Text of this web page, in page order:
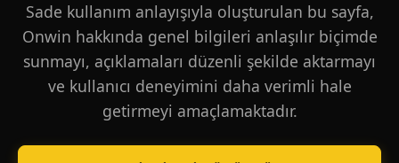
Sade kullanım anlayışıyla oluşturulan bu sayfa,
Onwin hakkında genel bilgileri anlaşılır biçimde
sunmayı, açıklamaları düzenli şekilde aktarmayı
ve kullanıcı deneyimini daha verimli hale
getirmeyi amaçlamaktadır.